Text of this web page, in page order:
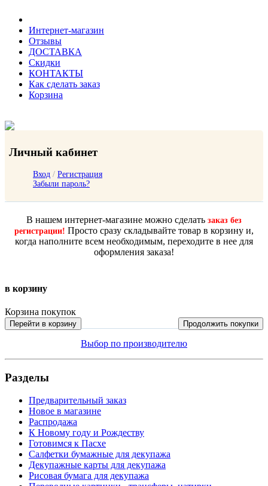
Интернет-магазин
Отзывы
ДОСТАВКА
Скидки
КОНТАКТЫ
Как сделать заказ
Корзина
Личный кабинет
Вход / Регистрация
Забыли пароль?
В нашем интернет-магазине можно сделать заказ без
регистрации! Просто сразу складывайте товар в корзину и,
когда наполните всем необходимым, переходите в нее для
оформления заказа!
в корзину
Корзина покупок
Перейти в корзину Продолжить покупки
Выбор по производителю
Разделы
Предварительный заказ
Новое в магазине
Распродажа
К Новому году и Рождеству
Готовимся к Пасхе
Салфетки бумажные для декупажа
Декупажные карты для декупажа
Рисовая бумага для декупажа